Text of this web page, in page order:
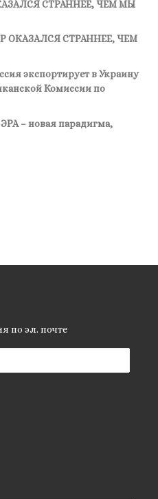
СТРАННЕЕ, ЧЕМ МЫ
ОКАЗАЛСЯ СТРАННЕЕ, ЧЕМ
экспортирует в Украину
Комиссии по
– новая парадигма,
по эл. почте